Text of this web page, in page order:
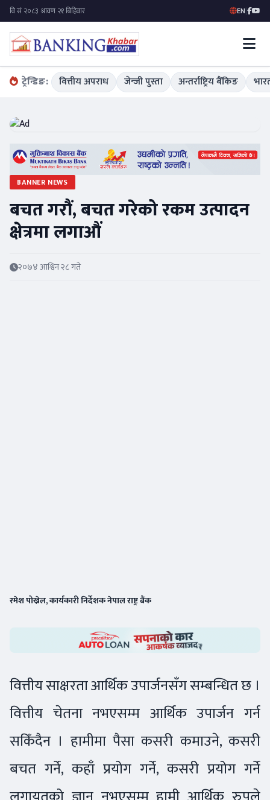
EN|
ट्रेन्डिङ: वित्तीय अपराध जेन्जी पुस्ता अन्तर्राष्ट्रिय बैंकिङ
BANNER NEWS
बचत गरौं, बचत गरेको रकम उत्पादन
क्षेत्रमा लगाऔं
२०७४ आश्विन २८ गते
रमेश पोख्रेल, कार्यकारी निर्देशक नेपाल राष्ट्र बैंक
वित्तीय साक्षरता आर्थिक उपार्जनसँग सम्बन्धित छ ।
वित्तीय चेतना नभएसम्म आर्थिक उपार्जन गर्न
सकिँदैन । हामीमा पैसा कसरी कमाउने, कसरी
बचत गर्ने, कहाँ प्रयोग गर्ने, कसरी प्रयोग गर्ने